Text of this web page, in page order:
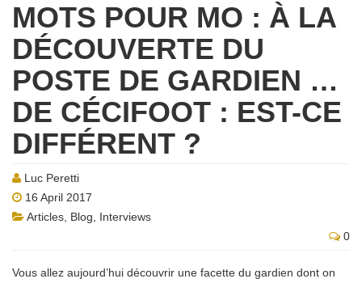
MOTS POUR MO : À LA
DÉCOUVERTE DU
POSTE DE GARDIEN …
DE CÉCIFOOT : EST-CE
DIFFÉRENT ?
Luc Peretti
16 April 2017
Articles Blog
Interviews
0
Vous allez aujourd’hui découvrir une facette du gardien dont on